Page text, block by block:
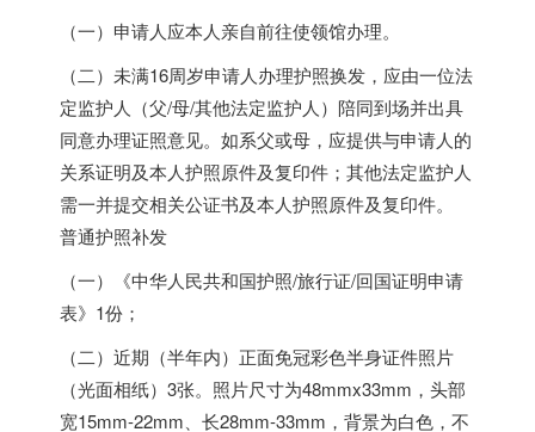
（一）申请人应本人亲自前往使领馆办理。
（二）未满16周岁申请人办理护照换发，应由一位法
定监护人（父/母/其他法定监护人）陪同到场并出具
同意办理证照意见。如系父或母，应提供与申请人的
关系证明及本人护照原件及复印件；其他法定监护人
需一并提交相关公证书及本人护照原件及复印件。
普通护照补发
（一）《中华人民共和国护照/旅行证/回国证明申请
表》1份；
（二）近期（半年内）正面免冠彩色半身证件照片
（光面相纸）3张。照片尺寸为48mmx33mm，头部
宽15mm-22mm、长28mm-33mm，背景为白色，不